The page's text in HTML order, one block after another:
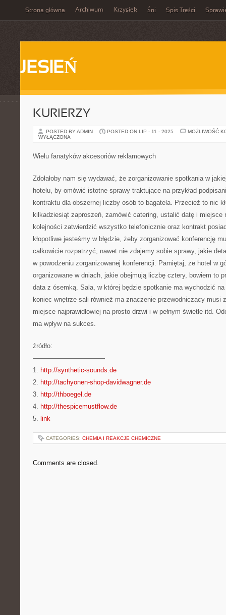
Strona główna Archiwum Krzysiek Śni Spis Treści
JESIEŃ
KURIERZY
POSTED BY ADMIN POSTED ON LIP - 11 - 2025
MOŻLIWOŚĆ
WYŁĄCZONA
Wielu fanatyków akcesoriów reklamowych
Zdołałoby nam się wydawać, że zorganizowanie spotkania w
hotelu, by omówić istotne sprawy traktujące na przykład
kontraktu dla obszernej liczby osób to bagatela. Przecież to nic
kilkadziesiąt zaproszeń, zamówić catering, ustalić datę i miejsce
kolejności zatwierdzić wszystko telefonicznie oraz kontrakt
kłopotliwe jesteśmy w błędzie, żeby zorganizować konferencję
całkowicie rozpatrzyć, nawet nie zdajemy sobie sprawy, jakie
w powodzeniu zorganizowanej konferencji. Pamiętaj, że hotel w
organizowane w dniach, jakie obejmują liczbę cztery, bowiem to
data z ósemką. Sala, w której będzie spotkanie ma wychodzić na
koniec wnętrze sali również ma znaczenie przewodniczący musi
miejsce najprawidłowiej na prosto drzwi i w pełnym świetle itd.
ma wpływ na sukces.
źródło:
———————————
1. http://synthetic-sounds.de
2. http://tachyonen-shop-davidwagner.de
3. http://thboegel.de
4. http://thespicemustflow.de
5. link
CATEGORIES: CHEMIA I REAKCJE CHEMICZNE
Comments are closed.